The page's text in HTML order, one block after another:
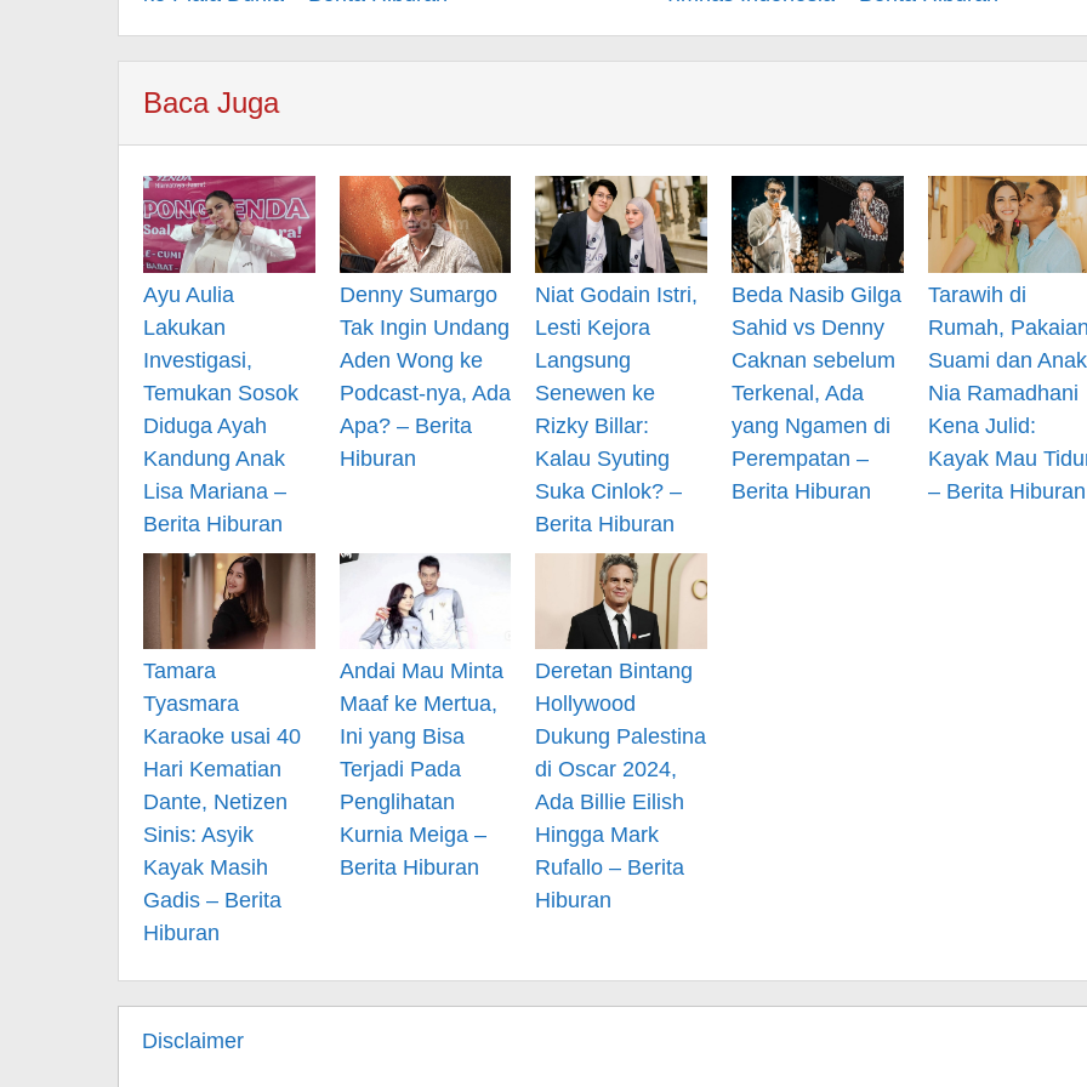
Baca Juga
Ayu Aulia
Lakukan
Investigasi,
Temukan Sosok
Diduga Ayah
Kandung Anak
Lisa Mariana –
Berita Hiburan
Denny Sumargo
Tak Ingin Undang
Aden Wong ke
Podcast-nya, Ada
Apa? – Berita
Hiburan
Niat Godain Istri,
Lesti Kejora
Langsung
Senewen ke
Rizky Billar:
Kalau Syuting
Suka Cinlok? –
Berita Hiburan
Beda Nasib Gilga
Sahid vs Denny
Caknan sebelum
Terkenal, Ada
yang Ngamen di
Perempatan –
Berita Hiburan
Tarawih di
Rumah,
Suami dan Anak
Nia Ramadhani
Kena Julid:
Kayak Mau
– Berita Hiburan
Tamara
Tyasmara
Karaoke usai 40
Hari Kematian
Dante, Netizen
Sinis: Asyik
Kayak Masih
Gadis – Berita
Hiburan
Andai Mau Minta
Maaf ke Mertua,
Ini yang Bisa
Terjadi Pada
Penglihatan
Kurnia Meiga –
Berita Hiburan
Deretan Bintang
Hollywood
Dukung Palestina
di Oscar 2024,
Ada Billie Eilish
Hingga Mark
Rufallo – Berita
Hiburan
Disclaimer